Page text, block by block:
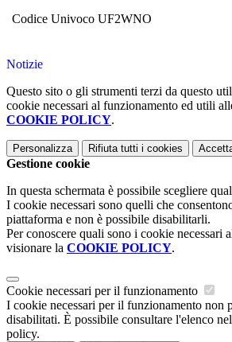
Codice Univoco UF2WNO
Notizie
Questo sito o gli strumenti terzi da questo
cookie necessari al funzionamento ed utili
COOKIE POLICY.
Personalizza Rifiuta tutti i cookies
Gestione cookie
In questa schermata è possibile scegliere
I cookie necessari sono quelli che
piattaforma e non è possibile disabilitarli.
Per conoscere quali sono i cookie necessari
visionare la COOKIE POLICY.
Cookie necessari per il funzionamento
I cookie necessari per il funzionamento non
disabilitati. È possibile consultare l'elenco
policy.